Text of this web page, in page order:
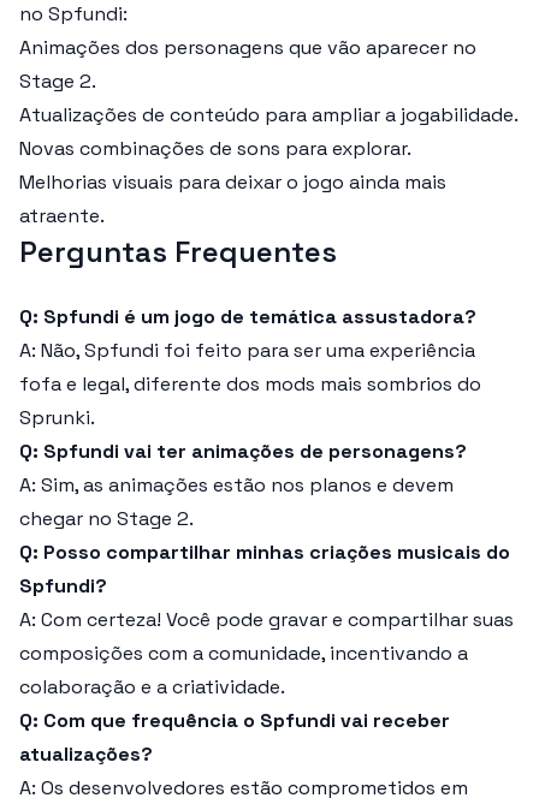
no Spfundi:
Animações dos personagens que vão aparecer no
Stage 2.
Atualizações de conteúdo para ampliar a jogabilidade.
Novas combinações de sons para explorar.
Melhorias visuais para deixar o jogo ainda mais
atraente.
Perguntas Frequentes
Q: Spfundi é um jogo de temática assustadora?
A: Não, Spfundi foi feito para ser uma experiência
fofa e legal, diferente dos mods mais sombrios do
Sprunki.
Q: Spfundi vai ter animações de personagens?
A: Sim, as animações estão nos planos e devem
chegar no Stage 2.
Q: Posso compartilhar minhas criações musicais do
Spfundi?
A: Com certeza! Você pode gravar e compartilhar suas
composições com a comunidade, incentivando a
colaboração e a criatividade.
Q: Com que frequência o Spfundi vai receber
atualizações?
A: Os desenvolvedores estão comprometidos em